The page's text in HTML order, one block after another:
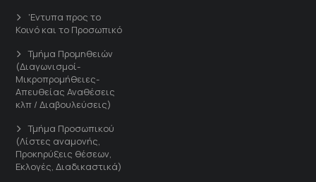
'Εντυπα προς το
Κοινό και το Προσωπικό
Τμήμα Προμηθειών
(Διαγωνισμοί-
Μικροπρομήθειες-
Απευθείας Αναθέσεις
κλπ / Διαβουλεύσεις)
Τμήμα Προσωπικού
(Λίστες αναμονής,
Προκηρύξεις θέσεων,
Εκλογές, Διαδικαστικά)